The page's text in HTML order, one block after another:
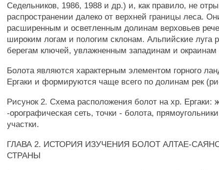
Седельников, 1986, 1988 и др.) и, как правило, не
распространении далеко от верхней границы леса.
расширенным и осветленным долинам верховьев
широким логам и пологим склонам. Альпийские луга
берегам ключей, увлажненным западинам и
Болота являются характерным элементом горного
Ергаки и формируются чаще всего по долинам рек
Рисунок 2. Схема расположения болот на хр. Ергаки:
-орографическая сеть, точки - болота,
участки.
ГЛАВА 2. ИСТОРИЯ ИЗУЧЕНИЯ БОЛОТ АЛТАЕ-
СТРАНЫ